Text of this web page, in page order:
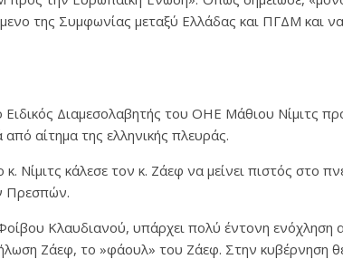
της Συμφωνίας μεταξύ Ελλάδας και ΠΓΔΜ και
Ειδικός Διαμεσολαβητής του ΟΗΕ Μάθιου Νίμιτς
αίτημα της ελληνικής πλευράς.
Νίμιτς κάλεσε τον κ. Ζάεφ να μείνει πιστός στο
Πρεσπών.
Κλαυδιανού, υπάρχει πολύ έντονη ενόχληση
Ζάεφ, το »φάουλ» του Ζάεφ. Στην κυβέρνηση